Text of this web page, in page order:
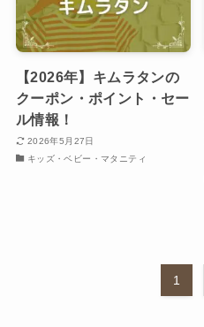
【2026年】キムラタンの
クーポン・ポイント・セー
ル情報！
2026年5月27日
キッズ・ベビー・マタニティ
1